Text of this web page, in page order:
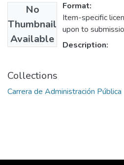
No
Thumbnail
Available
Format:
Item-specific
upon to
Description:
Collections
Carrera de Administración Pública